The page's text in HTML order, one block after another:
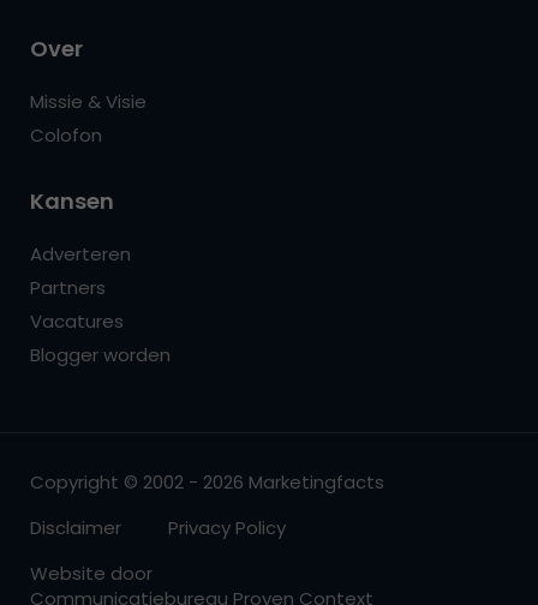
Over
Missie & Visie
Colofon
Kansen
Adverteren
Partners
Vacatures
Blogger worden
Copyright © 2002 - 2026 Marketingfacts
Disclaimer
Privacy Policy
Website door
Communicatiebureau Proven Context